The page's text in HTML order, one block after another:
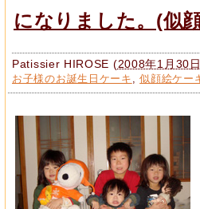
になりました。(似
Patissier HIROSE (2008年1月30
お子様のお誕生日ケーキ ,似顔絵ケー